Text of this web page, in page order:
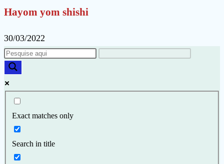
Hayom yom shishi
30/03/2022
Exact matches only
Search in title